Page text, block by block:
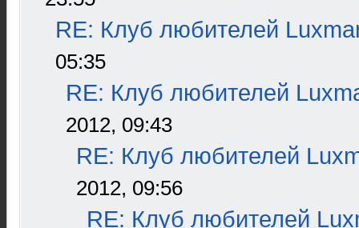
RE: Клуб любителей
05:35
RE: Клуб любителей
2012, 09:43
RE: Клуб любителей
2012, 09:56
RE: Клуб любителей